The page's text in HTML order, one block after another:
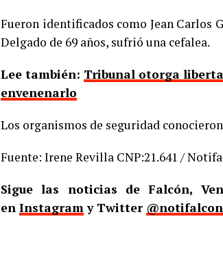
Fueron identificados como Jean Carlos
Delgado de 69 años, sufrió una cefalea.
Lee también: Tribunal otorga
envenenarlo
Los organismos de seguridad
Fuente: Irene Revilla CNP:21.641 /
Sigue las noticias de Falcón,
en Instagramy Twitter @notifalcon